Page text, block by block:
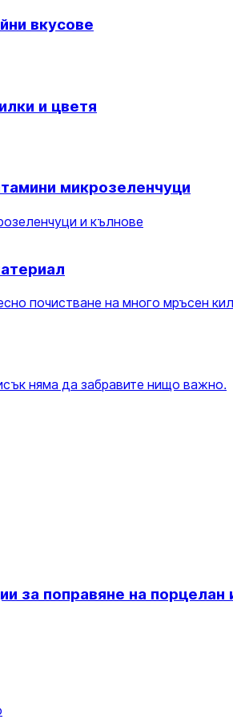
вкусове
и цветя
микрозеленчуци
и кълнове
почистване на много мръсен
няма да забравите нищо важно.
за поправяне на порцелан